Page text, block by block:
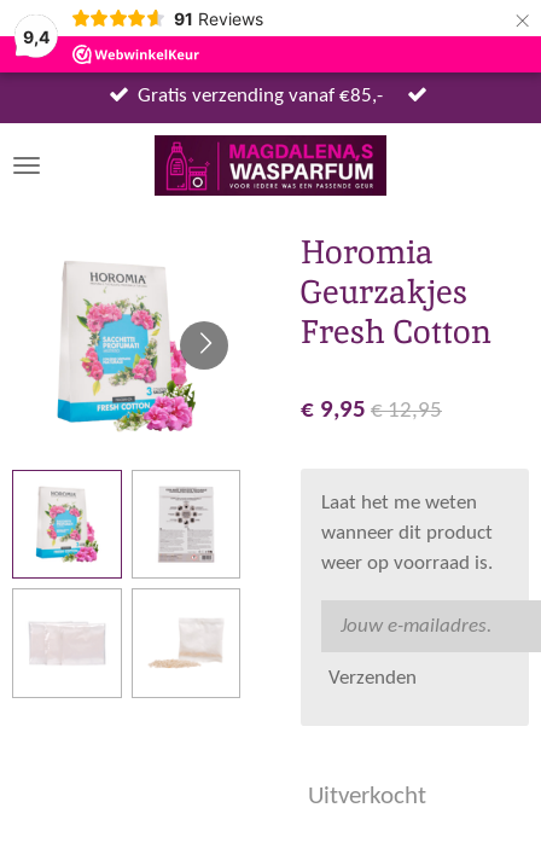
9,4
91 Reviews ×
Gratis verzending vanaf €85,-
Horomia
Geurzakjes
Fresh Cotton
€ 9,95 € 12,95
Laat het me weten
wanneer dit product
weer op voorraad is.
Verzenden
Uitverkocht